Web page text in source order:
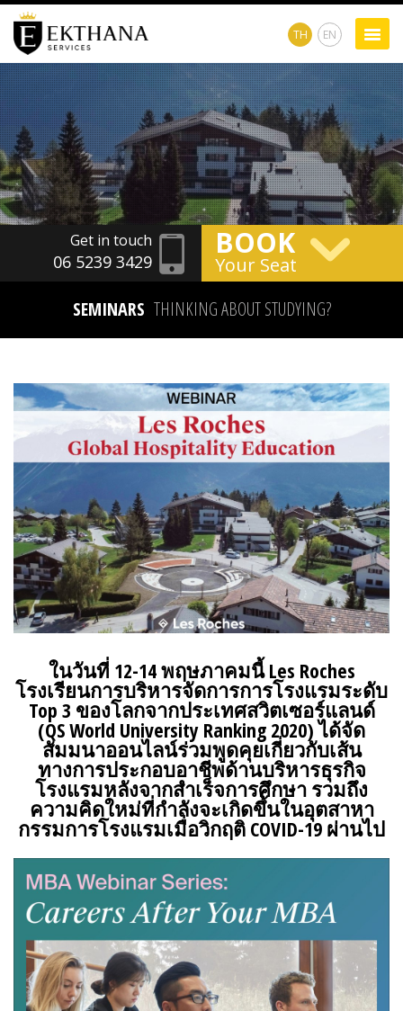
TH EN
Get in touch
06 5239 3429
BOOK
Your Seat
SEMINARS THINKING ABOUT STUDYING?
ในวันที่ 12-14พฤษภาคมนี้Les Roches
โรงเรียนการบริหารจัดการการโรงแรมระดับ
Top 3 ของโลกจากประเทศสวิตเซอร์แลนด์
(QS World University Ranking 2020)ได้จัด
สัมมนาออนไลน์ร่วมพูดคุยเกี่ยวกับเส้น
ทางการประกอบอาชีพด้านบริหารธุรกิจ
โรงแรมหลังจากสำเร็จการศึกษา รวมถึง
ความคิดใหม่ที่กำลังจะเกิดขึ้นในอุตสาหา
กรรมการโรงแรมเมื่อวิกฤติ COVID-19 ผ่านไป